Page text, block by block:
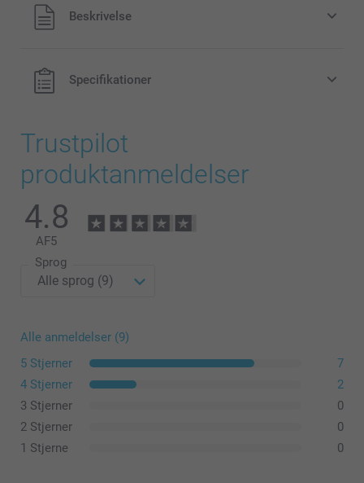
Alle priser inklusive moms og uden
forsendelsesomkostninger
Beskrivelse
Specifikationer
Trustpilot
produktanmeldelser
4.8
AF5
Sprog
Alle anmeldelser (9)
5 Stjerner
7
4 Stjerner
2
3 Stjerner
0
2 Stjerner
0
1 Stjerne
0